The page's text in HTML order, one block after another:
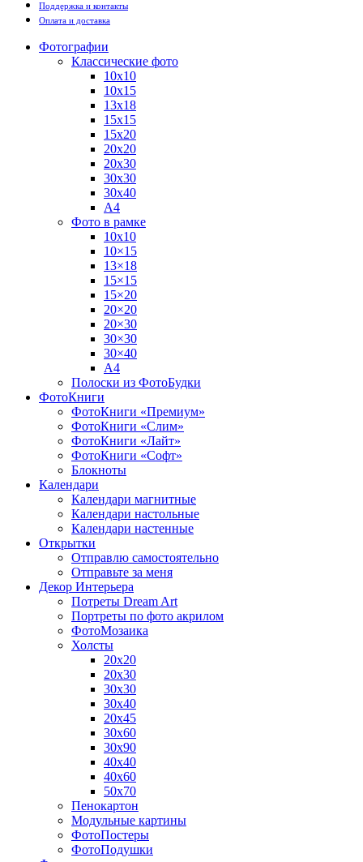
Поддержка и контакты
Оплата и доставка
Фотографии
Классические фото
10х10
10х15
13х18
15х15
15х20
20х20
20х30
30х30
30х40
А4
Фото в рамке
10х10
10×15
13×18
15×15
15×20
20×20
20×30
30×30
30×40
A4
Полоски из ФотоБудки
ФотоКниги
ФотоКниги «Премиум»
ФотоКниги «Слим»
ФотоКниги «Лайт»
ФотоКниги «Софт»
Блокноты
Календари
Календари магнитные
Календари настольные
Календари настенные
Открытки
Отправлю самостоятельно
Отправьте за меня
Декор Интерьера
Потреты Dream Art
Портреты по фото акрилом
ФотоМозаика
Холсты
20х20
20х30
30х30
30х40
20х45
30х60
30х90
40х40
40х60
50х70
Пенокартон
Модульные картины
ФотоПостеры
ФотоПодушки